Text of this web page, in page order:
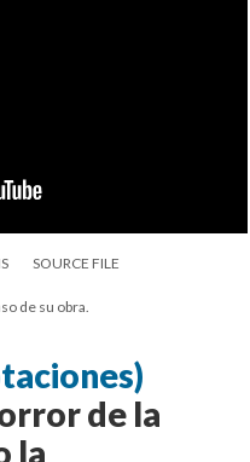
SOURCE FILE
de su obra.
de la
la